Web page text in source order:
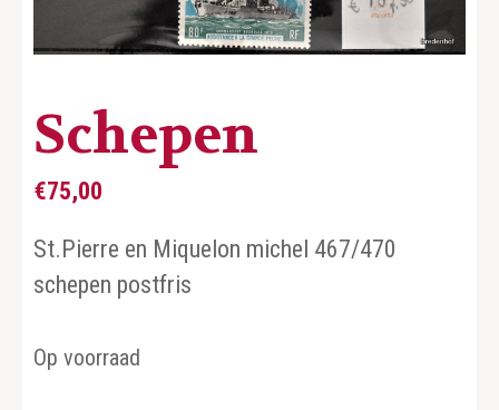
Schepen
€75,00
St.Pierre en Miquelon michel 467/470
schepen postfris
Op voorraad